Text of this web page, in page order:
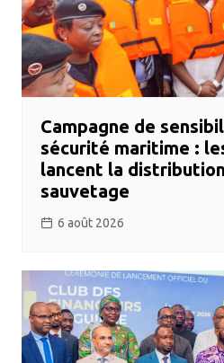
Campagne de
sécurité maritime :
lancent la
sauvetage
6 août 2026